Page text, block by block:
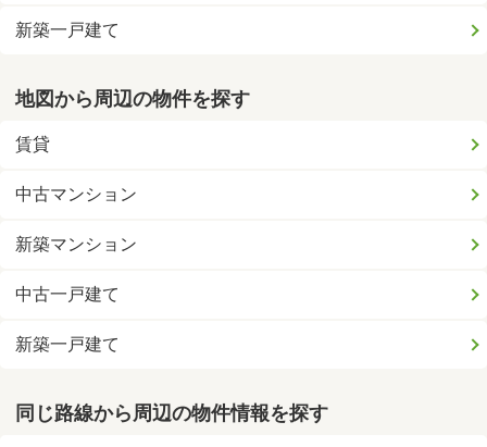
新築一戸建て
地図から周辺の物件を探す
賃貸
中古マンション
新築マンション
中古一戸建て
新築一戸建て
同じ路線から周辺の物件情報を探す